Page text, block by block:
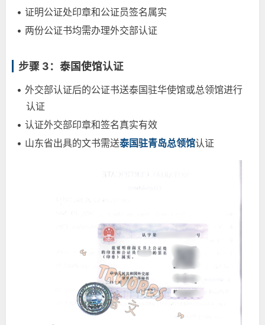
• 证明公证处印章和公证员签名属实
• 两份公证书均需办理外交部认证
步骤 3： 泰国使馆认证
• 外交部认证后的公证书送泰国驻华使馆或总领馆进行
认证
• 认证外交部印章和签名真实有效
• 山东省出具的文书需送泰国驻青岛总领馆认证